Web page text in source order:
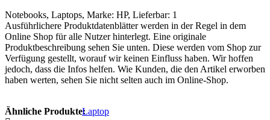
Notebooks, Laptops, Marke: HP, Lieferbar: 1
Ausführlichere Produktdatenblätter werden in der Regel in dem
Online Shop für alle Nutzer hinterlegt. Eine originale
Produktbeschreibung sehen Sie unten. Diese werden vom Shop zur
Verfügung gestellt, worauf wir keinen Einfluss haben. Wir hoffen
jedoch, dass die Infos helfen. Wie Kunden, die den Artikel erworben
haben werten, sehen Sie nicht selten auch im Online-Shop.
Ähnliche Produkte:Laptop